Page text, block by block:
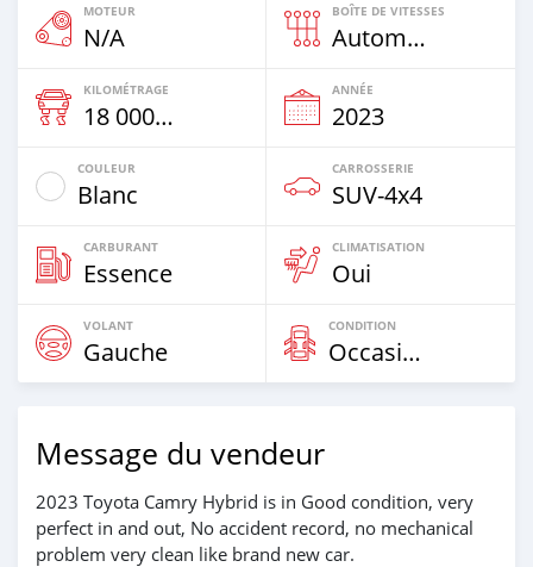
MOTEUR
N/A
BOÎTE DE VITESSES
Automatique
KILOMÉTRAGE
18 000 Km
ANNÉE
2023
COULEUR
Blanc
CARROSSERIE
SUV‒4x4
CARBURANT
Essence
CLIMATISATION
Oui
VOLANT
Gauche
CONDITION
Occasion
Message du vendeur
2023 Toyota Camry Hybrid is in Good condition, very
perfect in and out, No accident record, no mechanical
problem very clean like brand new car.